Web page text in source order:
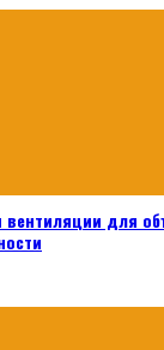
для